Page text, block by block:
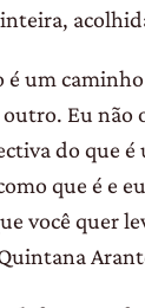
é um
Eu não
do que é
que é e
você quer